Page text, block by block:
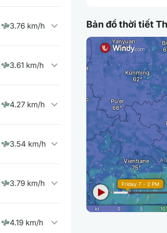
3.76 km/h
3.61 km/h
4.27 km/h
3.54 km/h
3.79 km/h
4.19 km/h
Bản đồ thời tiết